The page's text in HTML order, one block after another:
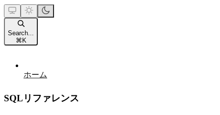
Search...
⌘ K
ホーム
SQLリファレンス